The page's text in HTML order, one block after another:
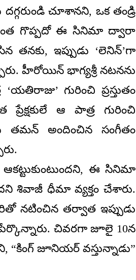
చూశానని, ఒక తండ్రి
గొప్పదో ఈ సినిమా ద్వారా
తనకు, ఇప్పుడు ‘లెనిన్’గా
హీరోయిన్ భాగ్యశ్రీ నటనను
గురించి ప్రస్తుతం
ఆ పాత్ర గురించి
తమన్ అందించిన సంగీతం
ఈ సినిమా
శివాజీ ధీమా వ్యక్తం చేశారు.
నటించిన తర్వాత ఇప్పుడు
చివరగా జూలై 10న
జూనియర్ వస్తున్నాడు”